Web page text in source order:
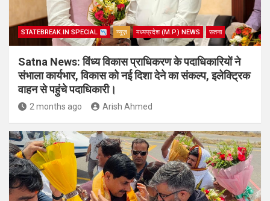
STATEBREAK.IN SPECIAL न्यूज़ मध्यप्रदेश (M.P.) NEWS सतना
Satna News: विंध्य विकास प्राधिकरण के पदाधिकारियों ने
संभाला कार्यभार, विकास को नई दिशा देने का संकल्प, इलेक्ट्रिक
वाहन से पहुंचे पदाधिकारी।
2 months ago Arish Ahmed